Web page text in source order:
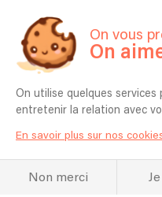
On vous
On
On utilise quelques services
entretenir la relation avec
En savoir plus sur nos
Non merci